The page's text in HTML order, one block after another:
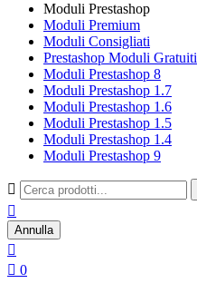
Moduli Prestashop
Moduli Premium
Moduli Consigliati
Prestashop Moduli Gratuiti
Moduli Prestashop 8
Moduli Prestashop 1.7
Moduli Prestashop 1.6
Moduli Prestashop 1.5
Moduli Prestashop 1.4
Moduli Prestashop 9


Annulla

 0